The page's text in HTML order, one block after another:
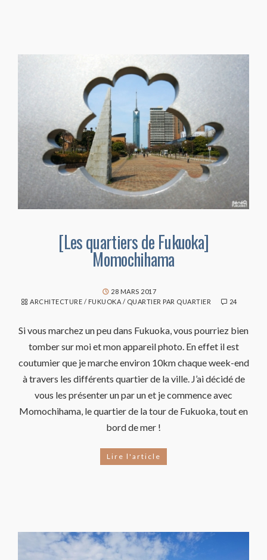
[Les quartiers de Fukuoka]
Momochihama
28 MARS 2017
ARCHITECTURE / FUKUOKA / QUARTIER PAR QUARTIER 24
Si vous marchez un peu dans Fukuoka, vous pourriez bien
tomber sur moi et mon appareil photo. En effet il est
coutumier que je marche environ 10km chaque week-end
à travers les différents quartier de la ville. J’ai décidé de
vous les présenter un par un et je commence avec
Momochihama, le quartier de la tour de Fukuoka, tout en
bord de mer !
Lire l'article